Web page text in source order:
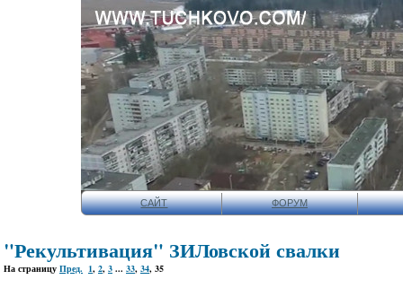
САЙТ ФОРУМ
"Рекультивация" ЗИЛовской свалки
На страницу Пред. 1, 2, 3 ... 33, 34, 35